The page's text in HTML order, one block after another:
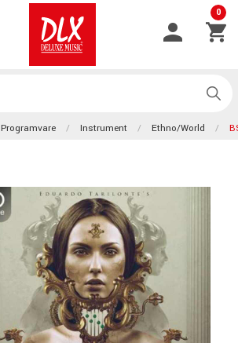
0
Programvare Instrument Ethno/World